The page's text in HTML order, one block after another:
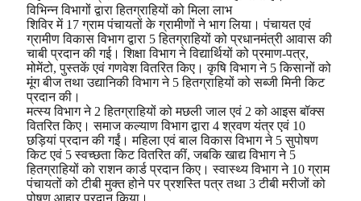
विभिन्न विभागों द्वारा हितग्राहियों को मिला लाभ
शिविर में 17 ग्राम पंचायतों के ग्रामीणों ने भाग लिया। पंचायत एवं
ग्रामीण विकास विभाग द्वारा 5 हितग्राहियों को प्रधानमंत्री आवास की
चाबी प्रदान की गई। शिक्षा विभाग ने विद्यार्थियों को प्रमाण-पत्र,
मोमेंटो, पुस्तकें एवं गणवेश वितरित किए। कृषि विभाग ने 5 किसानों को
मूंग बीज तथा उद्यानिकी विभाग ने 5 हितग्राहियों को सब्जी मिनी किट
प्रदान की।
मत्स्य विभाग ने 2 हितग्राहियों को मछली जाल एवं 2 को आइस बॉक्स
वितरित किए। समाज कल्याण विभाग द्वारा 4 श्रवण यंत्र एवं 10
छड़ियां प्रदान की गईं। महिला एवं बाल विकास विभाग ने 5 सुपोषण
किट एवं 5 स्वच्छता किट वितरित कीं, जबकि खाद्य विभाग ने 5
हितग्राहियों को राशन कार्ड प्रदान किए। स्वास्थ्य विभाग ने 10 ग्राम
पंचायतों को टीबी मुक्त होने पर प्रशस्ति पत्र तथा 3 टीबी मरीजों को